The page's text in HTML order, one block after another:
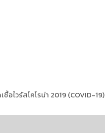
ไวรัสโคโรน่า 2019 (COVID-19)